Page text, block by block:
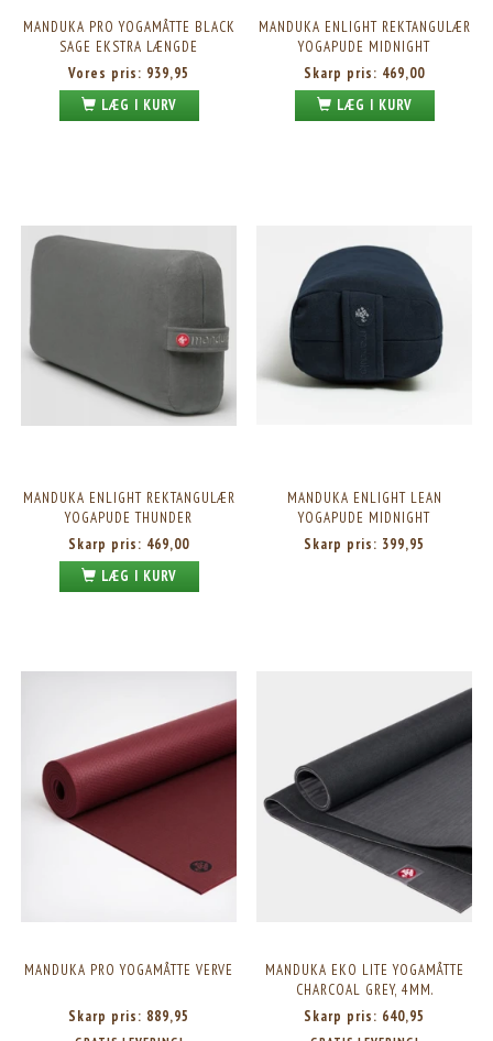
MANDUKA PRO YOGAMÅTTE BLACK
SAGE EKSTRA LÆNGDE
Vores pris: 939,95
LÆG I KURV
MANDUKA ENLIGHT REKTANGULÆR
YOGAPUDE MIDNIGHT
Skarp pris: 469,00
LÆG I KURV
MANDUKA ENLIGHT REKTANGULÆR
YOGAPUDE THUNDER
Skarp pris: 469,00
LÆG I KURV
MANDUKA ENLIGHT LEAN
YOGAPUDE MIDNIGHT
Skarp pris: 399,95
MANDUKA PRO YOGAMÅTTE VERVE
Skarp pris: 889,95
MANDUKA EKO LITE YOGAMÅTTE
CHARCOAL GREY, 4MM.
Skarp pris: 640,95